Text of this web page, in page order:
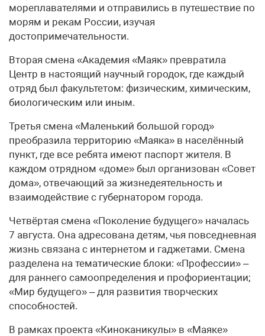
мореплавателями и отправились в путешествие по
морям и рекам России, изучая
достопримечательности.
Вторая смена «Академия «Маяк» превратила
Центр в настоящий научный городок, где каждый
отряд был факультетом: физическим, химическим,
биологическим или иным.
Третья смена «Маленький большой город»
преобразила территорию «Маяка» в населённый
пункт, где все ребята имеют паспорт жителя. В
каждом отрядном «доме» был организован «Совет
дома», отвечающий за жизнедеятельность и
взаимодействие с губернатором города.
Четвёртая смена «Поколение будущего» началась
7 августа. Она адресована детям, чья повседневная
жизнь связана с интернетом и гаджетами. Смена
разделена на тематические блоки: «Профессии» –
для раннего самоопределения и профориентации;
«Мир будущего» – для развития творческих
способностей.
В рамках проекта «Киноканикулы» в «Маяке»